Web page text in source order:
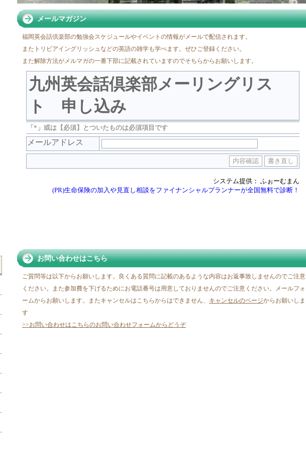
メールマガジン
福岡英会話倶楽部の勉強会スケジュールやイベントの情報がメールで配信されます。
またトリビアイングリッシュなどの英語の雑学も学べます。ぜひご登録ください。
また解除方法がメルマガの一番下部に記載されていますのでそちらからお願いします。
お問い合わせはこちら
ご質問等は以下からお願いします。良くある質問に記載のあるような内容はお返事致しませんのでご注意
ください。また参加費を下げるためにお電話番号は用意しておりませんのでご注意ください。メールフォ
ームからお願いします。またキャンセルはこちらからはできません、 キャンセルのページからお願いしま
す
>>お問い合わせはこちらのお問い合わせフォームからどうぞ